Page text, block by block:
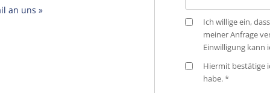
an uns »
Ich willige ein,
meiner Anfrage
Einwilligung kann
Hiermit bestätige
habe. *